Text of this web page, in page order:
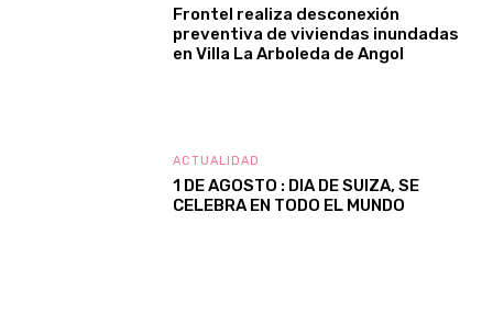
Frontel realiza desconexión
preventiva de viviendas inundadas
en Villa La Arboleda de Angol
ACTUALIDAD
1 DE AGOSTO : DIA DE SUIZA, SE
CELEBRA EN TODO EL MUNDO